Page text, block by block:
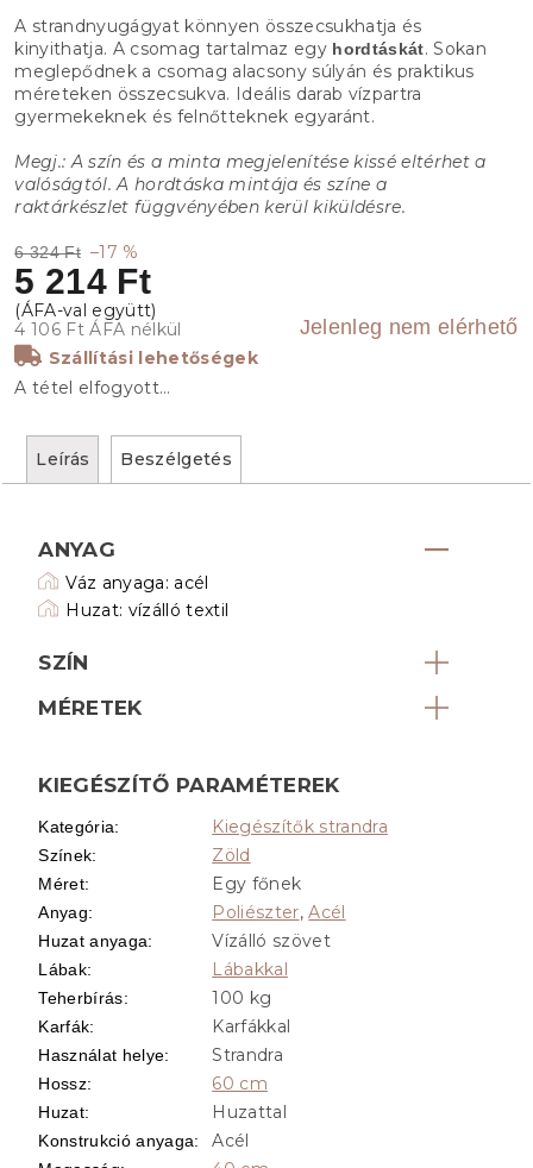
6 324 Ft –17 %
5 214 Ft
4 106 Ft ÁFA nélkül Jelenleg nem elérhető
Szállítási lehetőségek
A tétel elfogyott…
A strandnyugágyat könnyen összecsukhatja és
kinyithatja. A csomag tartalmaz egy hordtáskát. Sokan
meglepődnek a csomag alacsony súlyán és praktikus
méreteken összecsukva. Ideális darab vízpartra
gyermekeknek és felnőtteknek egyaránt.
Megj.: A szín és a minta megjelenítése kissé eltérhet a
valóságtól. A hordtáska mintája és színe a
raktárkészlet függvényében kerül kiküldésre.
Leírás Beszélgetés
ANYAG
Váz anyaga: acél
Huzat: vízálló textil
SZÍN
MÉRETEK
KIEGÉSZÍTŐ PARAMÉTEREK
Kategória: Kiegészítők strandra
Színek: Zöld
Méret: Egy főnek
Anyag: Poliészter,Acél
Huzat anyaga: Vízálló szövet
Lábak: Lábakkal
Teherbírás: 100 kg
Karfák: Karfákkal
Használat helye: Strandra
Hossz: 60 cm
Huzat: Huzattal
Konstrukció anyaga: Acél